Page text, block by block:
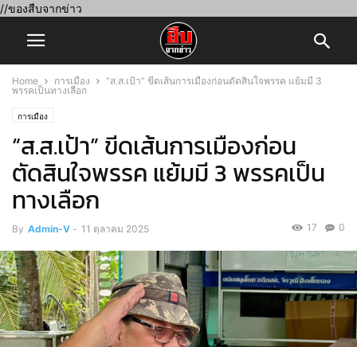
//ของสืบจากข่าว
Home การเมือง
“ส.ส.เป้า” ขีดเส้นการเมืองก่อนตัดสินใจพรรค แย้มมี 3
พรรคเป็นทางเลือก
การเมือง
“ส.ส.เป้า” ขีดเส้นการเมืองก่อน
ตัดสินใจพรรค แย้มมี 3 พรรคเป็น
ทางเลือก
By Admin-V - 11 ตุลาคม 2025 0
17